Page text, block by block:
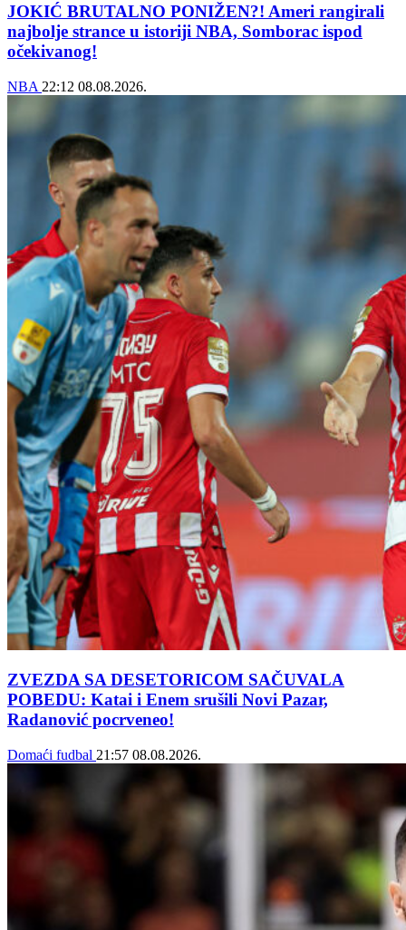
JOKIĆ BRUTALNO PONIŽEN?! Ameri rangirali
najbolje strance u istoriji NBA, Somborac ispod
očekivanog!
NBA 22:12 08.08.2026.
ZVEZDA SA DESETORICOM SAČUVALA
POBEDU: Katai i Enem srušili Novi Pazar,
Radanović pocrveneo!
Domaći fudbal 21:57 08.08.2026.